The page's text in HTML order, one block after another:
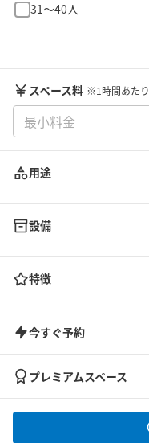
31〜40人
スペース料 ※1時間あたり
用途
設備
特徴
今すぐ予約
プレミアムスペース